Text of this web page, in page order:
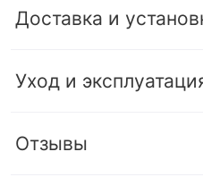
Доставка и
Уход и
Отзывы